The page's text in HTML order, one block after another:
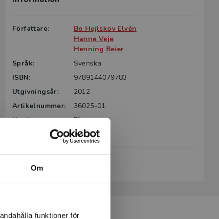
Om
funktioner för
Författare:
Bo Hejlskov Elvén
Hanne Veje
Henning Beier
Språk:
Svenska
ISBN:
9789144079783
Utgivningsår:
2012
Artikelnummer:
36025-01
Upplaga:
Första
275